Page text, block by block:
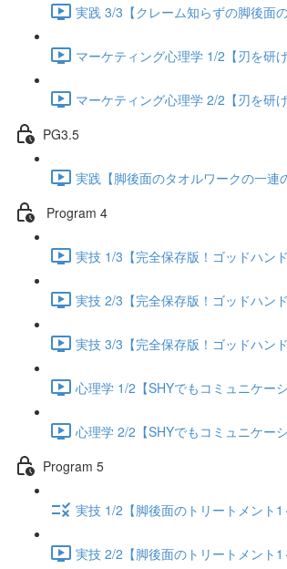
実践 3/3【クレーム知らずの脚後面
マーケティング心理学 1/2【刃を研
マーケティング心理学 2/2【刃を研
PG3.5
実践【脚後面のタオルワークの一連
Program 4
実技 1/3【完全保存版！ゴッドハン
実技 2/3【完全保存版！ゴッドハン
実技 3/3【完全保存版！ゴッドハン
心理学 1/2【SHYでもコミュニケー
心理学 2/2【SHYでもコミュニケー
Program 5
実技 1/2【脚後面のトリートメント
実技 2/2【脚後面のトリートメント